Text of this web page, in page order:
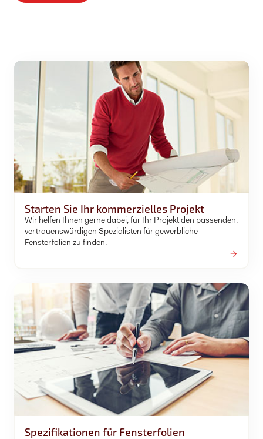
Starten Sie Ihr kommerzielles Projekt
Wir helfen Ihnen gerne dabei, für Ihr Projekt den passenden,
vertrauenswürdigen Spezialisten für gewerbliche
Fensterfolien zu finden.
Spezifikationen für Fensterfolien